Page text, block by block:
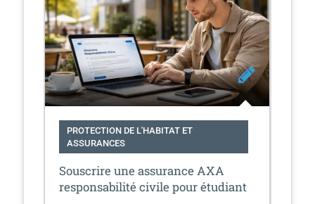
PROTECTION DE L'HABITAT ET
ASSURANCES
Souscrire une assurance AXA
responsabilité civile pour étudiant